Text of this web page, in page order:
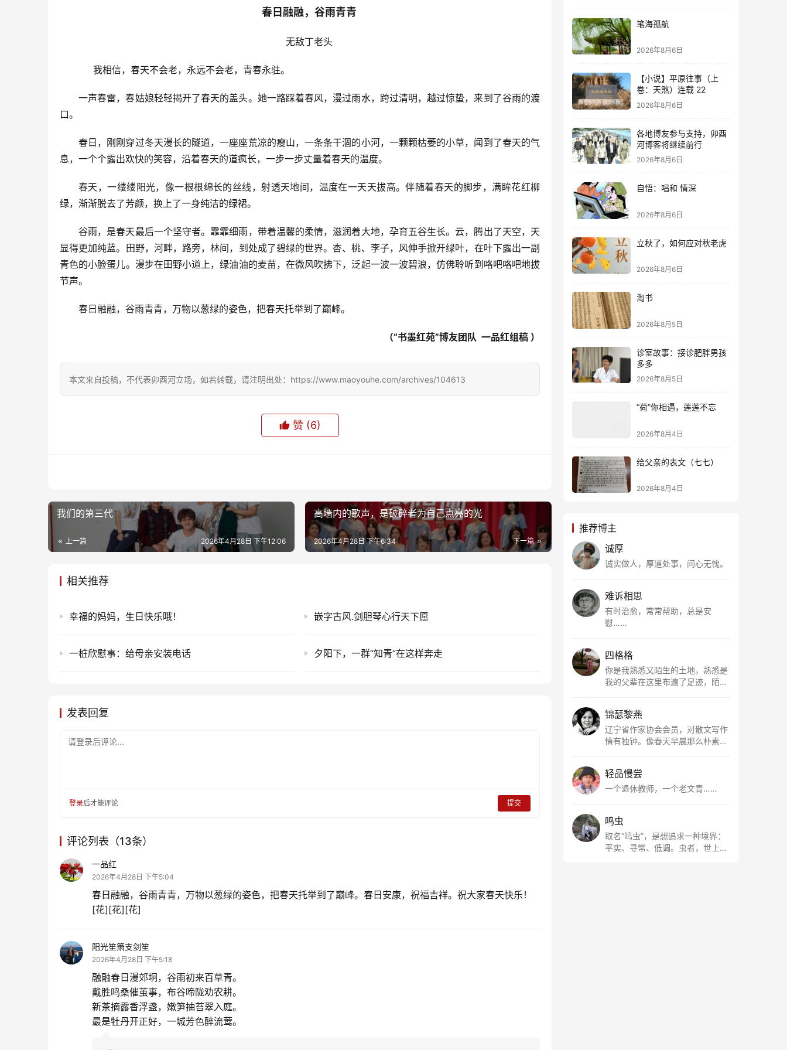
春日融融，谷雨青青
无敌丁老头
我相信，春天不会老，永远不会老，青春永驻。
一声春雷，春姑娘轻轻揭开了春天的盖头。她一路踩着春风，漫过雨水，跨过清明，越过惊蛰，来到了谷雨的渡
口。
春日，刚刚穿过冬天漫长的隧道，一座座荒凉的瘦山，一条条干涸的小河，一颗颗枯萎的小草，闻到了春天的气
息，一个个露出欢快的笑容，沿着春天的道疯长，一步一步丈量着春天的温度。
春天，一缕缕阳光，像一根根绵长的丝线，射透天地间，温度在一天天拔高。伴随着春天的脚步，满眸花红柳
绿，渐渐脱去了芳颜，换上了一身纯洁的绿裙。
谷雨，是春天最后一个坚守者。霏霏细雨，带着温馨的柔情，滋润着大地，孕育五谷生长。云，腾出了天空，天
显得更加纯蓝。田野，河畔，路旁，林间，到处成了碧绿的世界。杏、桃、李子，风伸手掀开绿叶，在叶下露出一副
青色的小脸蛋儿。漫步在田野小道上，绿油油的麦苗，在微风吹拂下，泛起一波一波碧浪，仿佛聆听到咯吧咯吧地拔
节声。
春日融融，谷雨青青，万物以葱绿的姿色，把春天托举到了巅峰。
（“书墨红苑”博友团队  一品红组稿 ）
本文来自投稿，不代表卯酉河立场，如若转载，请注明出处：https://www.maoyouhe.com/archives/104613
赞 (6)
我们的第三代
上一篇 2026年4月28日 下午12:06
高墙内的歌声，是破碎者为自己点亮的光
下一篇
2026年4月28日 下午6:34
相关推荐
幸福的妈妈，生日快乐哦！ 嵌字古风.剑胆琴心行天下愿
一桩欣慰事：给母亲安装电话 夕阳下，一群“知青”在这样奔走
发表回复
请登录后评论...
登录后才能评论 提交
评论列表（13条）
一品红
2026年4月28日 下午5:04
春日融融，谷雨青青，万物以葱绿的姿色，把春天托举到了巅峰。春日安康，祝福吉祥。祝大家春天快乐！
[花][花][花]
阳光笙箫支剑笙
2026年4月28日 下午5:18
融融春日漫郊坰，谷雨初来百草青。
戴胜鸣桑催茧事，布谷啼陇劝农耕。
新茶摘露香浮盏，嫩笋抽苔翠入庭。
最是牡丹开正好，一城芳色醉流莺。
笔海孤航
2026年8月6日
【小说】平原往事（上
卷：天煞）连载 22
2026年8月6日
各地博友参与支持，卯酉
河博客将继续前行
2026年8月6日
自悟：唱和 情深
2026年8月6日
立秋了，如何应对秋老虎
2026年8月6日
淘书
2026年8月5日
诊室故事：接诊肥胖男孩
多多
2026年8月5日
“荷”你相遇，莲莲不忘
2026年8月4日
给父亲的表文（七七）
2026年8月4日
推荐博主
诚厚
诚实做人，厚道处事，问心无愧。
难诉相思
有时治愈，常常帮助，总是安
慰……
四格格
你是我熟悉又陌生的土地，熟悉是
我的父辈在这里布遍了足迹，陌生
根所在，我用文字慢慢认识你、慢
慢熟悉你。
锦瑟黎燕
辽宁省作家协会会员，对散文写作
情有独钟。像春天早晨那么朴素，
轻品慢尝
一个退休教师，一个老文青……
鸣虫
取名“鸣虫”，是想追求一种境界：
平实、寻常、低调。虫者，世上最